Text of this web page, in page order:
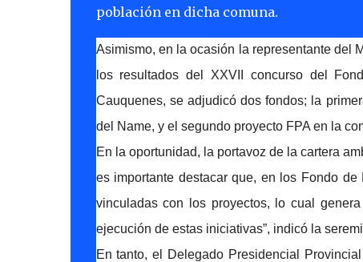
población en dicha comuna.
Asimismo, en la ocasión la representante del
los resultados del XXVII concurso del
Cauquenes, se adjudicó dos fondos; la
del Name, y el segundo proyecto FPA en la
En la oportunidad, la portavoz de la cartera
es importante destacar que, en los Fondo
vinculadas con los proyectos, lo cual
ejecución de estas iniciativas”, indicó la
En tanto, el Delegado Presidencial